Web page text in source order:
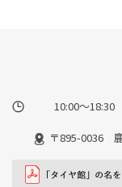
10:00～
〒895-0036